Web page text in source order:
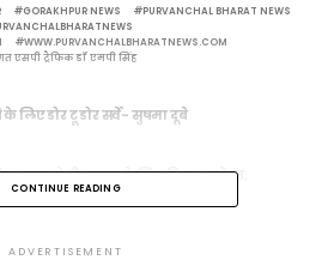
GORAKHPUR NEWS
PURVANCHAL BHARAT NEWS
WWW.PURVANCHALBHARATNEWS.COM
एसपी ट्रैफिक डॉ एमपी सिंह
लिए डोर टू डोर सर्वे- सुषमा दूबे
अरुण ने वीआरएस के लिए किया आवेदन,
CONTINUE READING
ADVERTISEMENT